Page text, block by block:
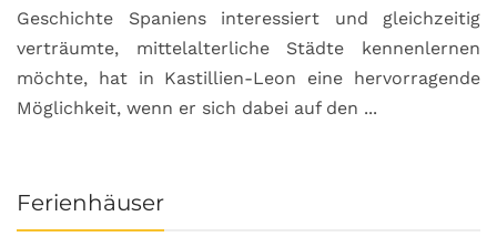
Geschichte Spaniens interessiert und gleichzeitig
verträumte, mittelalterliche Städte kennenlernen
möchte, hat in Kastillien-Leon eine hervorragende
Möglichkeit, wenn er sich dabei auf den ...
Ferienhäuser